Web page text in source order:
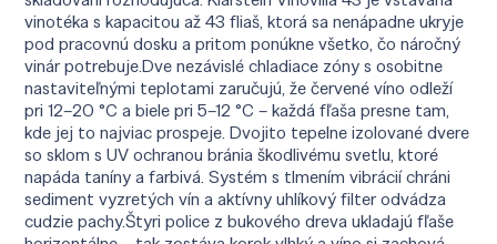
vinotéka s kapacitou až 43 fliaš, ktorá sa nenápadne ukryje
pod pracovnú dosku a pritom ponúkne všetko, čo náročný
vinár potrebuje.Dve nezávislé chladiace zóny s osobitne
nastaviteľnými teplotami zaručujú, že červené víno odleží
pri 12–20 °C a biele pri 5–12 °C – každá fľaša presne tam,
kde jej to najviac prospeje. Dvojito tepelne izolované dvere
so sklom s UV ochranou bránia škodlivému svetlu, ktoré
napáda taníny a farbivá. Systém s tlmením vibrácií chráni
sediment vyzretých vín a aktívny uhlíkový filter odvádza
cudzie pachy.Štyri police z bukového dreva ukladajú fľaše